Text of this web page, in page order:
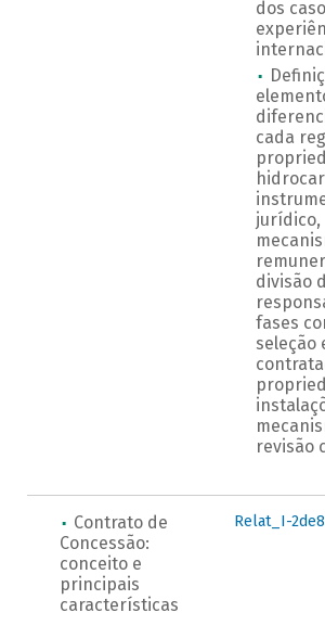
dos
cada
jurídico,
divisão
fases
seleção
revisão
Contrato de
Concessão:
conceito e
principais
características
Relat_I-